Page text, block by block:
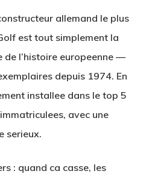
allemand le plus
est tout simplement la
de l’histoire europeenne —
depuis 1974. En
installee dans le top 5
avec une
serieux.
: quand ca casse, les